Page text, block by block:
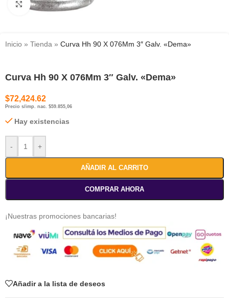
Haga clic para ampliar
Inicio » Tienda » Curva Hh 90 X 076Mm 3″ Galv. «Dema»
Curva Hh 90 X 076Mm 3″ Galv. «Dema»
$72,424.62
Precio s/imp. nac. $59.855,06
Hay existencias
- +
AÑADIR AL CARRITO
COMPRAR AHORA
¡Nuestras promociones bancarias!
Añadir a la lista de deseos